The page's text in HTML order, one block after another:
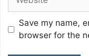
Save my name,
browser for the